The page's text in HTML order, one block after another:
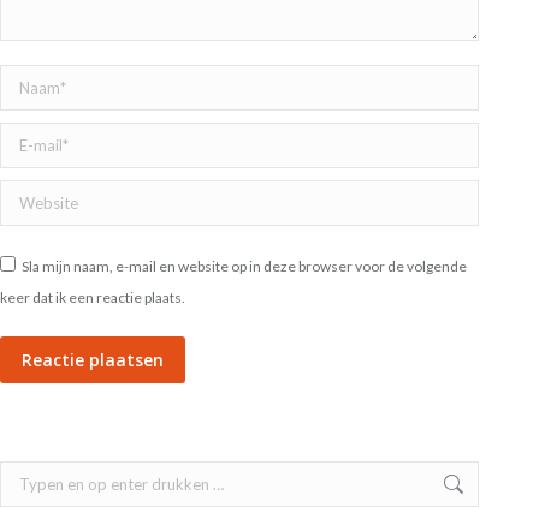
Naam *
E-mail *
Website
Sla mijn naam, e-mail en website op in deze browser voor de volgende
keer dat ik een reactie plaats.
Reactie plaatsen
Zoeken: